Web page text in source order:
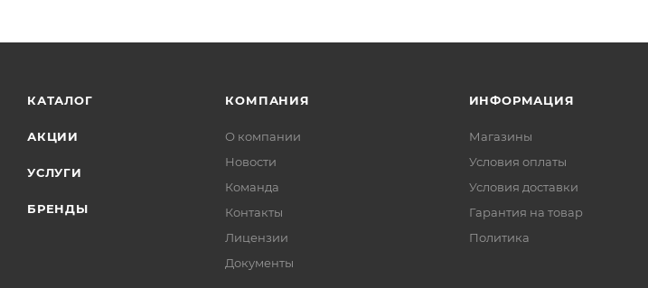
КАТАЛОГ
АКЦИИ
УСЛУГИ
БРЕНДЫ
КОМПАНИЯ
О компании
Новости
Команда
Контакты
Лицензии
Документы
ИНФОРМАЦИЯ
Магазины
Условия оплаты
Условия доставки
Гарантия на товар
Политика